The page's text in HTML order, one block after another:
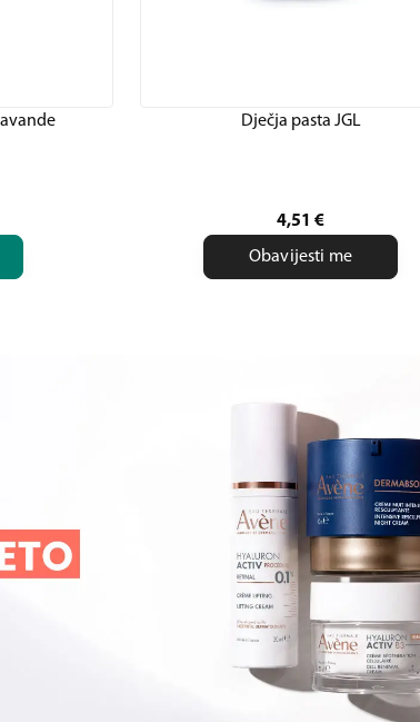
Dječja pasta JGL
4,51 €
Obavijesti me